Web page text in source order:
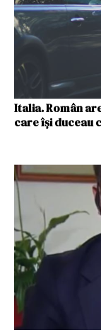
Italia. Român
care îşi duceau